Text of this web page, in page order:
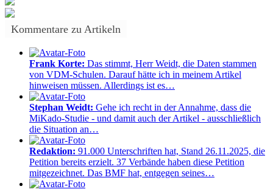
Kommentare zu Artikeln
Frank Korte: Das stimmt, Herr Weidt, die Daten stammen
von VDM-Schulen. Darauf hätte ich in meinem Artikel
hinweisen müssen. Allerdings ist es…
Stephan Weidt: Gehe ich recht in der Annahme, dass die
MiKado-Studie - und damit auch der Artikel - ausschließlich
die Situation an…
Redaktion: 91.000 Unterschriften hat, Stand 26.11.2025, die
Petition bereits erzielt. 37 Verbände haben diese Petition
mitgezeichnet. Das BMF hat, entgegen seines…